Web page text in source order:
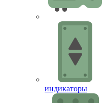
индикаторы